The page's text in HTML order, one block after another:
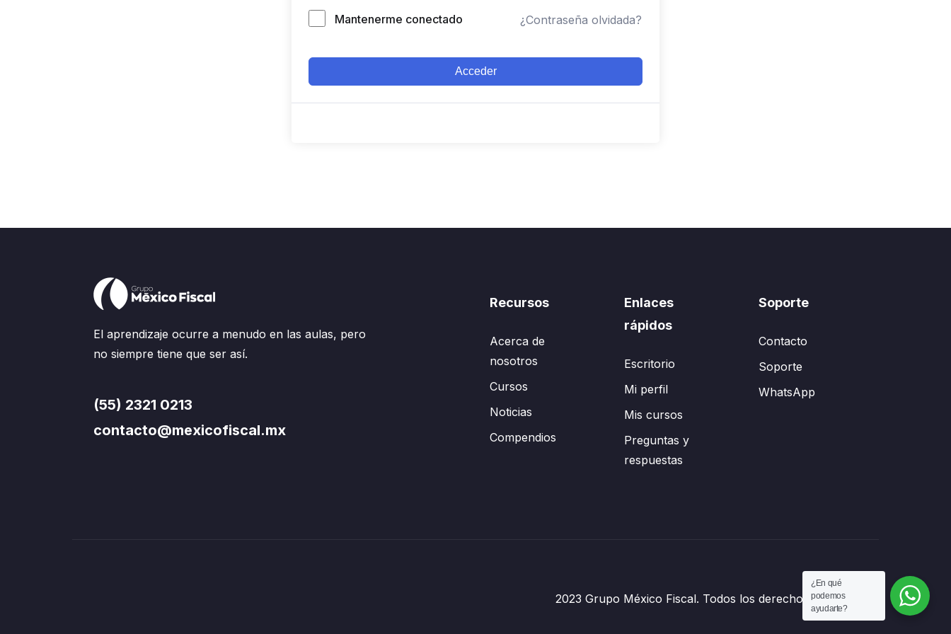
Mantenerme conectado ¿Contraseña olvidada?
Acceder
El aprendizaje ocurre a menudo en las aulas, pero
no siempre tiene que ser así.
(55) 2321 0213
contacto@mexicofiscal.mx
Recursos
Acerca de
nosotros
Cursos
Noticias
Compendios
Enlaces
rápidos
Escritorio
Mi perfil
Mis cursos
Preguntas y
respuestas
Soporte
Contacto
Soporte
WhatsApp
2023 Grupo México Fiscal. Todos los derechos reservados.
¿En qué
podemos
ayudarte?